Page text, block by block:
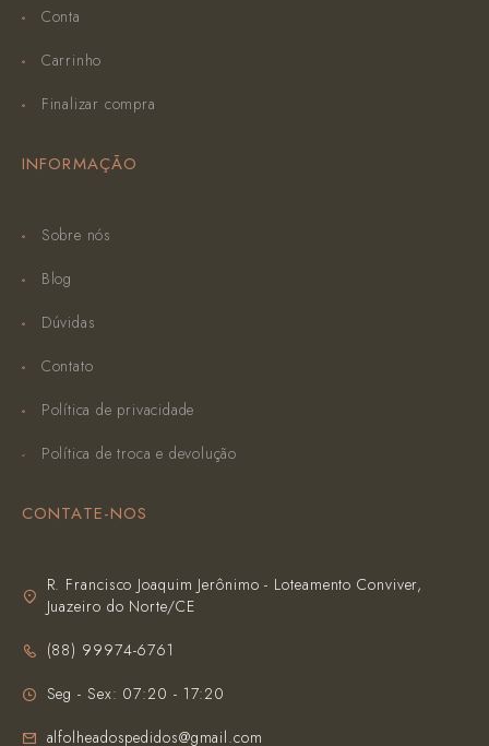
Conta
Carrinho
Finalizar compra
INFORMAÇÃO
Sobre nós
Blog
Dúvidas
Contato
Política de privacidade
Política de troca e devolução
CONTATE-NOS
R. Francisco Joaquim Jerônimo - Loteamento Conviver,
Juazeiro do Norte/CE
(‪88) 99974-6761‬
Seg - Sex: 07:20 - 17:20
alfolheadospedidos@gmail.com